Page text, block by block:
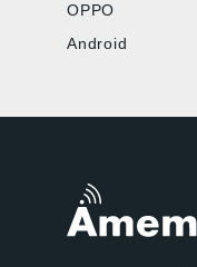
OPPO
Android